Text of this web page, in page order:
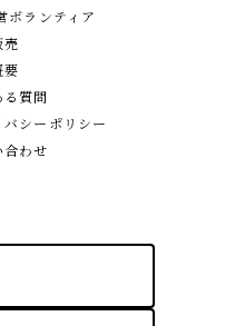
ランティア
売
要
る質問
バシーポリシー
合わせ